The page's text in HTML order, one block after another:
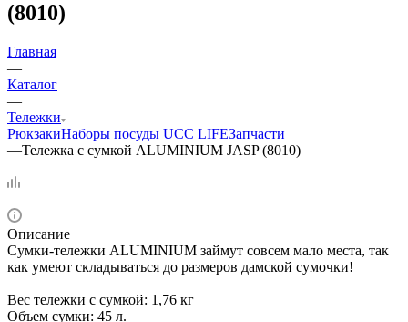
(8010)
Главная
—
Каталог
—
Тележки
РюкзакиНаборы посуды UCC LIFEЗапчасти
—Тележка с сумкой ALUMINIUM JASP (8010)
Описание
Сумки-тележки ALUMINIUM займут совсем мало места, так
как умеют складываться до размеров дамской сумочки!
Вес тележки с сумкой: 1,76 кг
Объем сумки: 45 л.